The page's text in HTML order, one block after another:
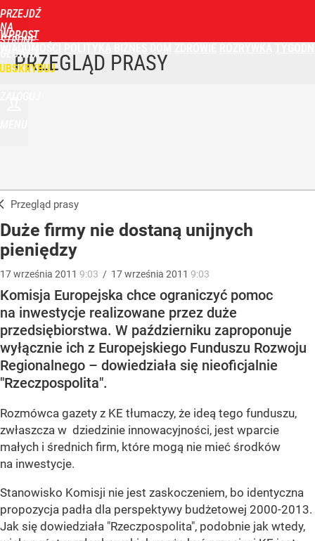
PRZEJDŹ
NA
STRONĘ
GŁÓWNĄ
WPROST
PRZEGLĄD PRASY
Przegląd prasy
Duże firmy nie dostaną unijnych
pieniędzy
17września 2011 9:03 / 17września 2011 9:03
Komisja Europejska chce ograniczyć pomoc
na inwestycje realizowane przez duże
przedsiębiorstwa. W październiku zaproponuje
wyłącznie ich z Europejskiego Funduszu Rozwoju
Regionalnego – dowiedziała się nieoficjalnie
"Rzeczpospolita".
Rozmówca gazety z KE tłumaczy, że ideą tego funduszu,
zwłaszcza w dziedzinie innowacyjności, jest wparcie
małych i średnich firm, które mogą nie mieć środków
na inwestycje.
Stanowisko Komisji nie jest zaskoczeniem, bo identyczna
propozycja padła dla perspektywy budżetowej 2000-2013.
Jak się dowiedziała "Rzeczpospolita", podobnie jak wtedy,